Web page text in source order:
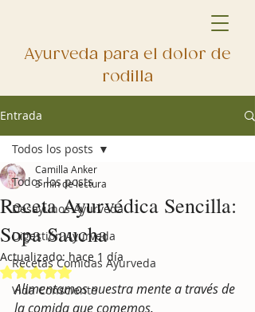
Ayurveda para el dolor de
rodilla
Entrada
Todos los posts
Desayunos Ayurveda
Digestión Ayurveda
Recetas Comidas Ayurveda
Vida Consciente
Todos los posts
Receta Ayurvédica Sencilla:
Sopa Saucha
Camilla Anker
3 min de lectura
Actualizado: hace 1 día
Obtuvo NaN de 5 estrellas.
Alimentamos nuestra mente a través de
la comida que comemos.